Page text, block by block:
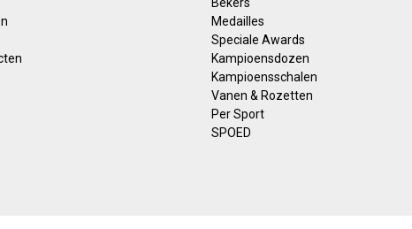
Medailles
Speciale Awards
Kampioensdozen
Kampioensschalen
Vanen & Rozetten
Per Sport
SPOED